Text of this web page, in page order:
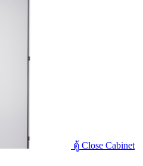
ตู้ Close Cabinet